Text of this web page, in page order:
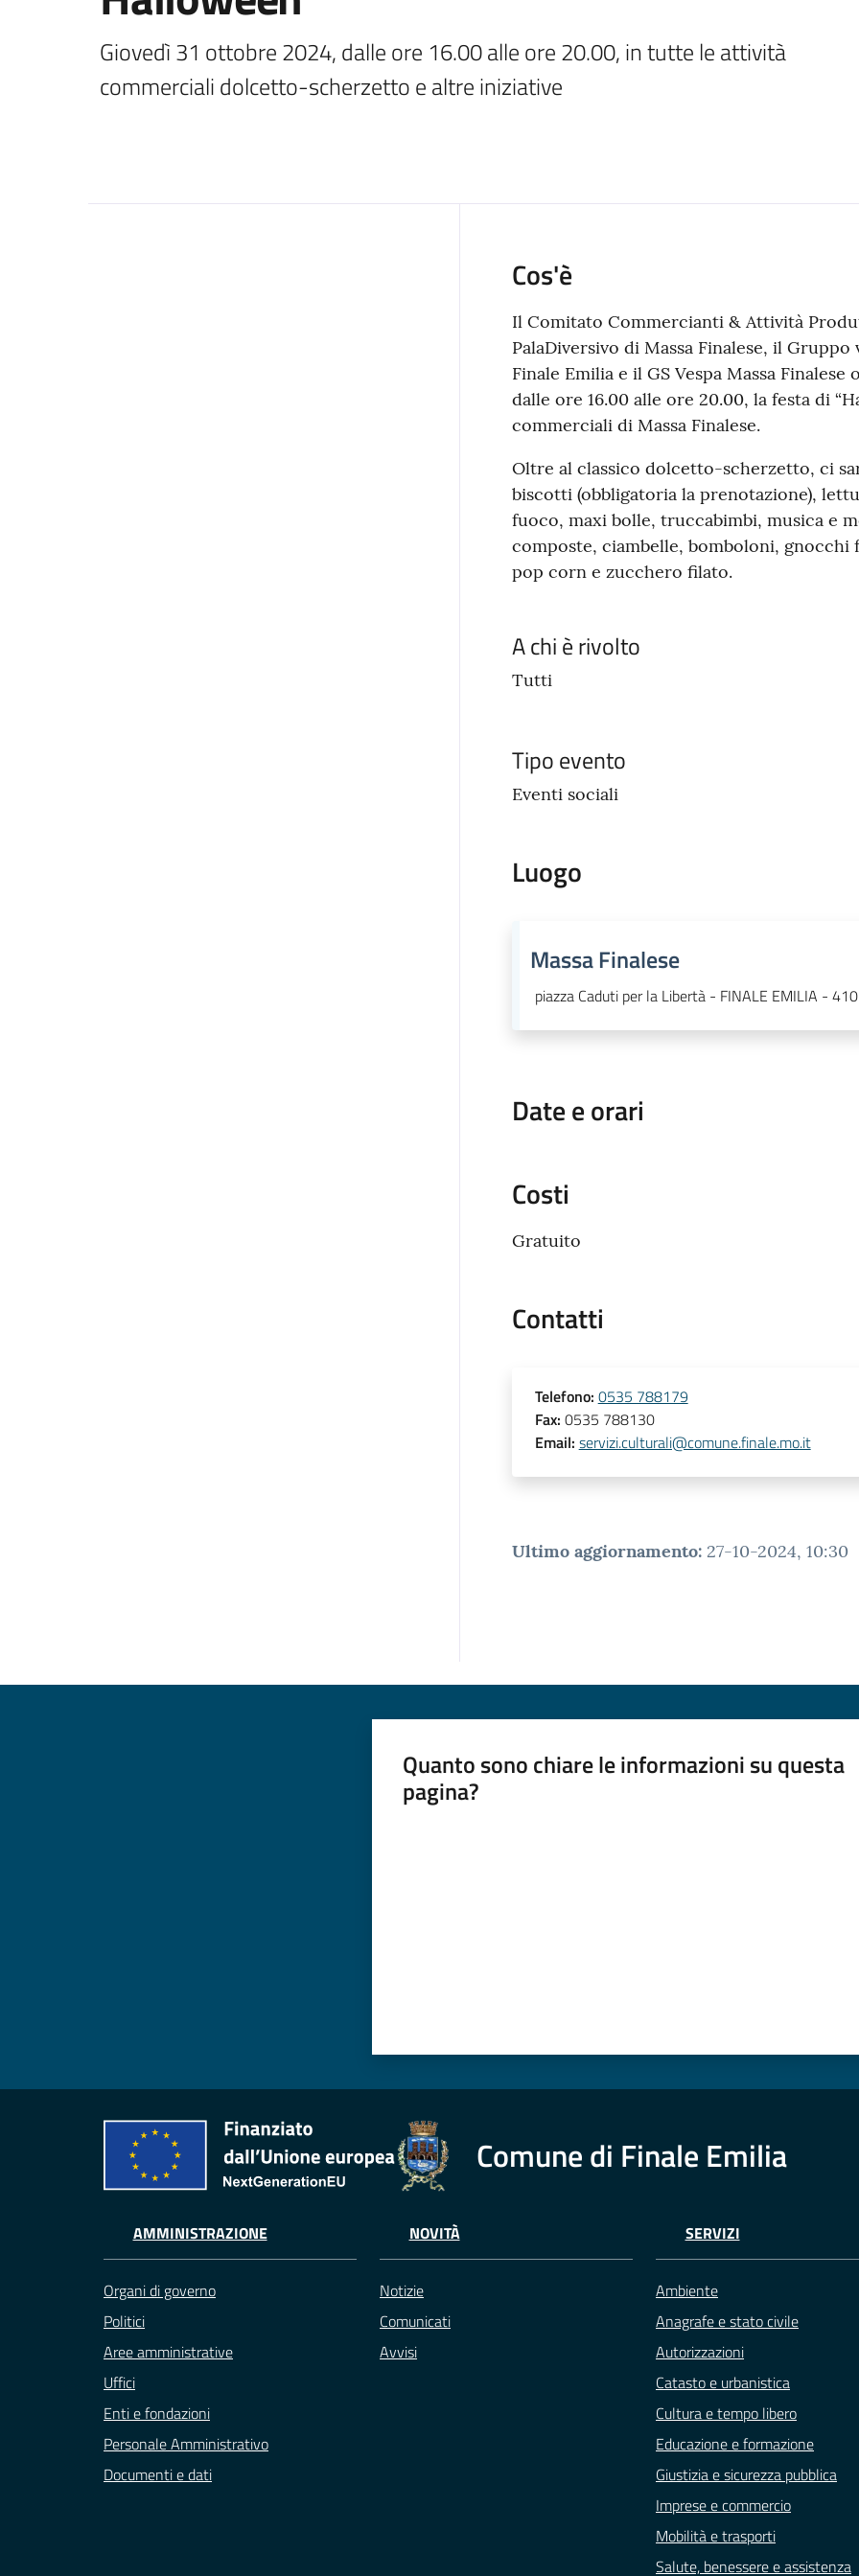
Giovedì 31 ottobre 2024, dalle ore 16.00 alle ore 20.00, in tutte le attività
commerciali dolcetto-scherzetto e altre iniziative
Cos'è
Il Comitato Commercianti & Attività
PalaDiversivo di Massa Finalese, il
Finale Emilia e il GS Vespa Massa
dalle ore 16.00 alle ore 20.00, la festa di
commerciali di Massa Finalese.
Oltre al classico dolcetto-scherzetto, ci
biscotti (obbligatoria la prenotazione),
fuoco, maxi bolle, truccabimbi, musica e
composte, ciambelle, bomboloni,
pop corn e zucchero filato.
A chi è rivolto
Tutti
Tipo evento
Eventi sociali
Luogo
Massa Finalese
piazza Caduti per la Libertà - FINALE EMILIA -
Date e orari
Costi
Gratuito
Contatti
Telefono: 0535 788179
Fax: 0535 788130
Email: servizi.culturali@comune.finale.mo.it
Ultimo aggiornamento: 27-10-2024, 10:30
Quanto sono chiare le informazioni su questa
pagina?
Comune di Finale Emilia
AMMINISTRAZIONE
Organi di governo
Politici
Aree amministrative
Uffici
Enti e fondazioni
Personale Amministrativo
Documenti e dati
NOVITÀ
Notizie
Comunicati
Avvisi
SERVIZI
Ambiente
Anagrafe e stato civile
Autorizzazioni
Catasto e urbanistica
Cultura e tempo libero
Educazione e formazione
Giustizia e sicurezza pubblica
Imprese e commercio
Mobilità e trasporti
Salute, benessere e assistenza